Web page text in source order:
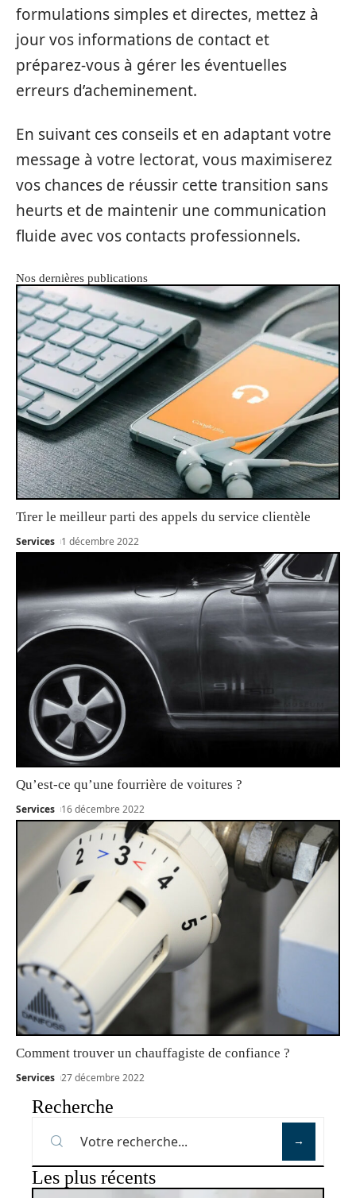
formulations simples et directes, mettez à
jour vos informations de contact et
préparez-vous à gérer les éventuelles
erreurs d’acheminement.
En suivant ces conseils et en adaptant votre
message à votre lectorat, vous maximiserez
vos chances de réussir cette transition sans
heurts et de maintenir une communication
fluide avec vos contacts professionnels.
Nos dernières publications
Tirer le meilleur parti des appels du service clientèle
Services 1 décembre 2022
Qu’est-ce qu’une fourrière de voitures ?
Services 16 décembre 2022
Comment trouver un chauffagiste de confiance ?
Services 27 décembre 2022
Recherche
Les plus récents